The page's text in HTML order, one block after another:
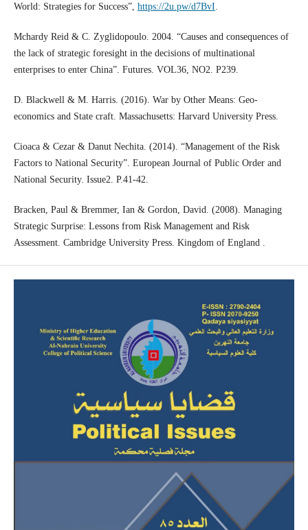
World: Strategies for Success”, https://2u.pw/d7BvI
Mchardy Reid & C. Zyglidopoulo. 2004. “Causes and consequences of
the lack of strategic foresight in the decisions of multinational
enterprises to enter China”. Futures. VOL36, NO2. P239.
D. Blackwell & M. Harris. (2016). War by Other Means: Geo-
economics and State craft. Massachusetts: Harvard University Press.
Cioaca & Cezar & Danut Nechita. (2014). “Management of the Risk
Factors to National Security”. European Journal of Public Order and
National Security. Issue2. P.41-42.
Bracken, Paul & Bremmer, Ian & Gordon, David. (2008). Managing
Strategic Surprise: Lessons from Risk Management and Risk
Assessment. Cambridge University Press. Kingdom of England .